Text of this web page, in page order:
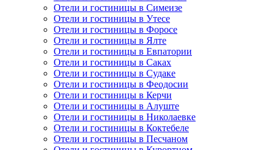
Отели и гостиницы в Симеизе
Отели и гостиницы в Утесе
Отели и гостиницы в Форосе
Отели и гостиницы в Ялте
Отели и гостиницы в Евпатории
Отели и гостиницы в Саках
Отели и гостиницы в Судаке
Отели и гостиницы в Феодосии
Отели и гостиницы в Керчи
Отели и гостиницы в Алуште
Отели и гостиницы в Николаевке
Отели и гостиницы в Коктебеле
Отели и гостиницы в Песчаном